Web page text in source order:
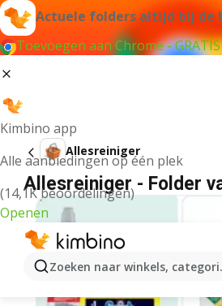
Actuele folders altijd bij de
Toevoegen aan Chrome - GRATIS
Kimbino app
Alle aanbiedingen op één plek
(14,1K beoordelingen)
Openen
Zoeken naar winkels,
Allesreiniger
Allesreiniger - Folder